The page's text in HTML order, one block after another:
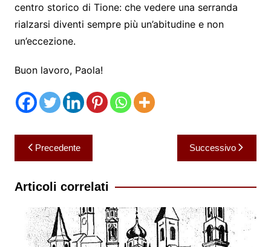
centro storico di Tione: che vedere una serranda
rialzarsi diventi sempre più un’abitudine e non
un’eccezione.
Buon lavoro, Paola!
Navigazione
articoli
Precedente Successivo
Articoli correlati